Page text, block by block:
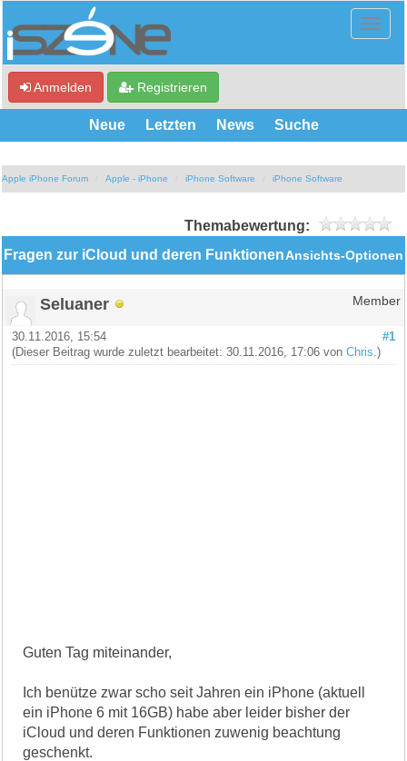
Anmelden Registrieren
Neue Letzten News Suche
Apple iPhone Forum Apple - iPhone iPhone Software iPhone Software
Themabewertung:
Ansichts-Optionen
Fragen zur iCloud und deren Funktionen
Seluaner Member
#1
30.11.2016, 15:54
(Dieser Beitrag wurde zuletzt bearbeitet: 30.11.2016, 17:06 vonChris .)
Guten Tag miteinander,
Ich benütze zwar scho seit Jahren ein iPhone (aktuell
ein iPhone 6 mit 16GB) habe aber leider bisher der
iCloud und deren Funktionen zuwenig beachtung
geschenkt.